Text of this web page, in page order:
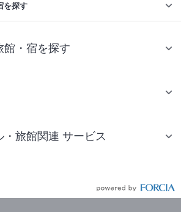
を探す
館・宿を探す
旅館関連 サービス